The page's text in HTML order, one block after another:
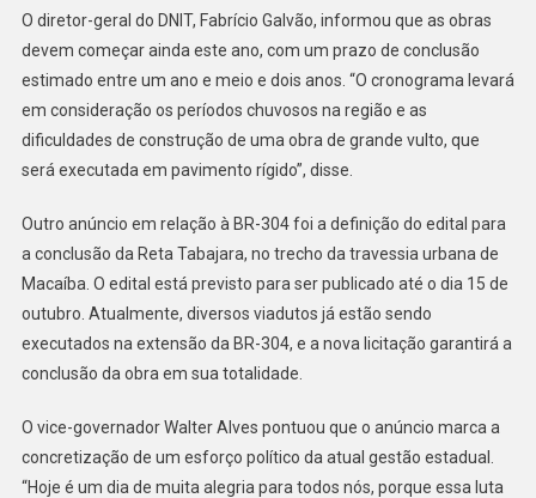
O diretor-geral do DNIT, Fabrício Galvão, informou que as obras
devem começar ainda este ano, com um prazo de conclusão
estimado entre um ano e meio e dois anos. “O cronograma levará
em consideração os períodos chuvosos na região e as
dificuldades de construção de uma obra de grande vulto, que
será executada em pavimento rígido”, disse.
Outro anúncio em relação à BR-304 foi a definição do edital para
a conclusão da Reta Tabajara, no trecho da travessia urbana de
Macaíba. O edital está previsto para ser publicado até o dia 15 de
outubro. Atualmente, diversos viadutos já estão sendo
executados na extensão da BR-304, e a nova licitação garantirá a
conclusão da obra em sua totalidade.
O vice-governador Walter Alves pontuou que o anúncio marca a
concretização de um esforço político da atual gestão estadual.
“Hoje é um dia de muita alegria para todos nós, porque essa luta